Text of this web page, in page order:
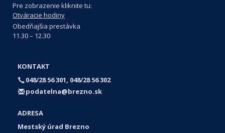
Pre zobrazenie kliknite tu:
Otváracie hodiny
Obedňajšia prestávka
11.30 – 12.30
KONTAKT
048/28 56 301, 048/28 56 302
podatelna@brezno.sk
ADRESA
Mestský úrad Brezno